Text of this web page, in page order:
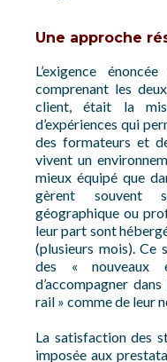
Une approche
L’exigence
comprenant les
client, était la
d’expériences qui
des formateurs et
vivent un
mieux équipé que
gèrent souvent
géographique ou
leur part sont
(plusieurs mois). Ce
des « nouveaux
d’accompagner
rail » comme de leur
La satisfaction des
imposée aux